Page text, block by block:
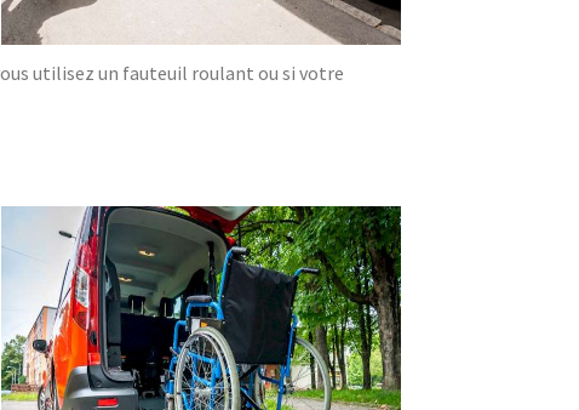
utilisez un fauteuil roulant ou si votre